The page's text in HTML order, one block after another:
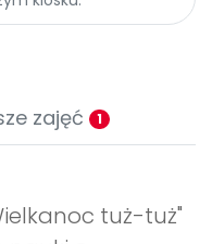
zajęć 1
tuż-tuż"